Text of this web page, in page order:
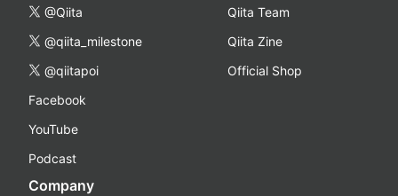
@Qiita
@qiita_milestone
@qiitapoi
Facebook
YouTube
Podcast
Qiita Team
Qiita Zine
Official Shop
Company